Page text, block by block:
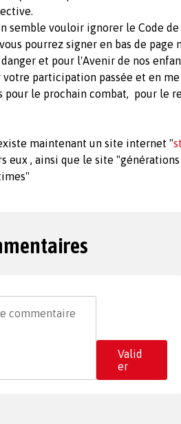
semble vouloir ignorer le Code
pourrez signer en bas de
et pour l'Avenir de nos
participation passée et en
pour le prochain combat, pour le
maintenant un site internet "
eux , ainsi que le site
Valid
er